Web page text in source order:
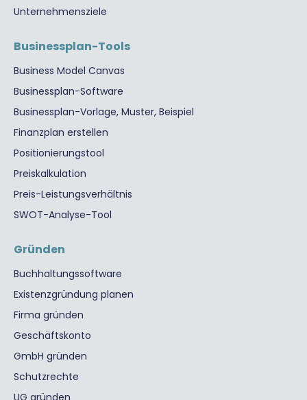
Unternehmensziele
Businessplan-Tools
Business Model Canvas
Businessplan-Software
Businessplan-Vorlage, Muster, Beispiel
Finanzplan erstellen
Positionierungstool
Preiskalkulation
Preis-Leistungsverhältnis
SWOT-Analyse-Tool
Gründen
Buchhaltungssoftware
Existenzgründung planen
Firma gründen
Geschäftskonto
GmbH gründen
Schutzrechte
UG gründen